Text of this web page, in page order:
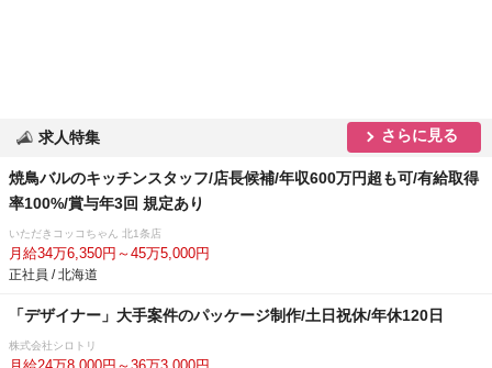
求人特集 さらに見る
焼鳥バルのキッチンスタッフ/店長候補/年収600万円超も可/有給取得
率100%/賞与年3回 規定あり
いただきコッコちゃん 北1条店
月給34万6,350円～45万5,000円
正社員 / 北海道
「デザイナー」大手案件のパッケージ制作/土日祝休/年休120日
株式会社シロトリ